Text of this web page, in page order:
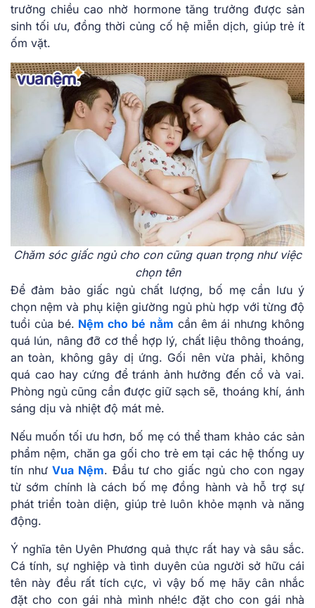
trưởng chiều cao nhờ hormone tăng trưởng được sản
sinh tối ưu, đồng thời củng cố hệ miễn dịch, giúp trẻ ít
ốm vặt.
Chăm sóc giấc ngủ cho con cũng quan trọng như việc
chọn tên
Để đảm bảo giấc ngủ chất lượng, bố mẹ cần lưu ý
chọn nệm và phụ kiện giường ngủ phù hợp với từng độ
tuổi của bé. Nệm cho bé nằm cần êm ái nhưng không
quá lún, nâng đỡ cơ thể hợp lý, chất liệu thông thoáng,
an toàn, không gây dị ứng. Gối nên vừa phải, không
quá cao hay cứng để tránh ảnh hưởng đến cổ và vai.
Phòng ngủ cũng cần được giữ sạch sẽ, thoáng khí, ánh
sáng dịu và nhiệt độ mát mẻ.
Nếu muốn tối ưu hơn, bố mẹ có thể tham khảo các sản
phẩm nệm, chăn ga gối cho trẻ em tại các hệ thống uy
tín nhưVua Nệm. Đầu tư cho giấc ngủ cho con ngay
từ sớm chính là cách bố mẹ đồng hành và hỗ trợ sự
phát triển toàn diện, giúp trẻ luôn khỏe mạnh và năng
động.
Ý nghĩa tên Uyên Phương quả thực rất hay và sâu sắc.
Cá tính, sự nghiệp và tình duyên của người sở hữu cái
tên này đều rất tích cực, vì vậy bố mẹ hãy cân nhắc
đặt cho con gái nhà mình nhé!c đặt cho con gái nhà